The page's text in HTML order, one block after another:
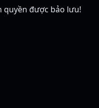
quyền được bảo lưu!